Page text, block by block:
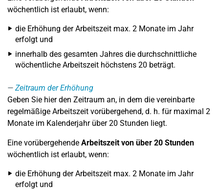
wöchentlich ist erlaubt, wenn:
die Erhöhung der Arbeitszeit max. 2 Monate im Jahr
erfolgt und
innerhalb des gesamten Jahres die durchschnittliche
wöchentliche Arbeitszeit höchstens 20 beträgt.
Zeitraum der Erhöhung
Geben Sie hier den Zeitraum an, in dem die vereinbarte
regelmäßige Arbeitszeit vorübergehend, d. h. für maximal 2
Monate im Kalenderjahr über 20 Stunden liegt.
Eine vorübergehende Arbeitszeit von über 20 Stunden
wöchentlich ist erlaubt, wenn:
die Erhöhung der Arbeitszeit max. 2 Monate im Jahr
erfolgt und